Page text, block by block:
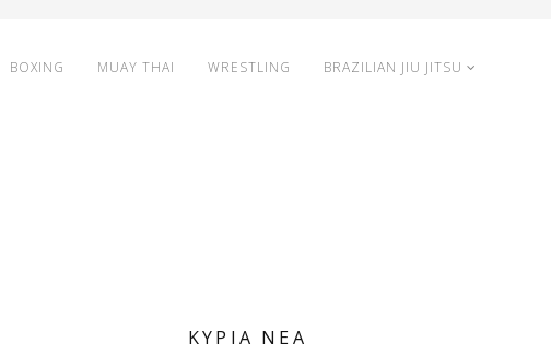
BOXING MUAY THAI WRESTLING BRAZILIAN JIU JITSU
ΚΥΡΙΑ ΝΕΑ